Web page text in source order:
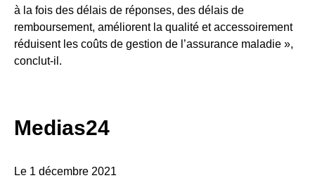
à la fois des délais de réponses, des délais de
remboursement, améliorent la qualité et accessoirement
réduisent les coûts de gestion de l’assurance maladie »,
conclut-il.
Medias24
Le 1 décembre 2021